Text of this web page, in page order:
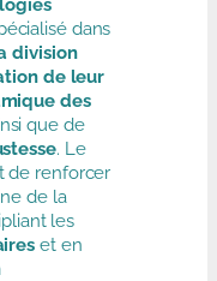
dans
division
de leur
des
que de
. Le
de renforcer
de la
les
et en